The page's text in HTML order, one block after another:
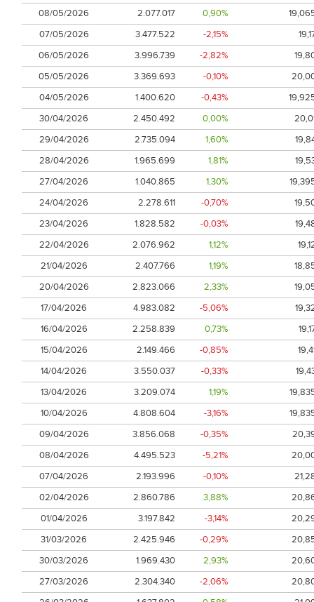
08/05/2026
2.077.017 0,90%
07/05/2026
3.477.522 -2,15%
06/05/2026
3.996.739 -2,82%
05/05/2026
3.369.693 -0,10%
04/05/2026
1.400.620 -0,43%
30/04/2026
2.450.492 0,00%
29/04/2026
2.735.094 1,60%
28/04/2026
1.965.699 1,81%
27/04/2026
1.040.865 1,30%
24/04/2026
2.278.611 -0,70%
23/04/2026
1.828.582 -0,03%
22/04/2026
2.076.962 1,12%
21/04/2026
2.407.766 1,19%
20/04/2026
2.823.066 2,33%
17/04/2026
4.983.082 -5,06%
16/04/2026
2.258.839 0,73%
15/04/2026
2.149.466 -0,85%
14/04/2026
3.550.037 -0,33%
13/04/2026
3.209.074 1,19%
10/04/2026
4.808.604 -3,16%
09/04/2026
3.856.068 -0,35%
08/04/2026
4.495.523 -5,21%
07/04/2026
2.193.996 -0,10%
02/04/2026
2.860.786 3,88%
01/04/2026
3.197.842 -3,14%
31/03/2026
2.425.946 -0,29%
30/03/2026
1.969.430 2,93%
27/03/2026
2.304.340 -2,06%